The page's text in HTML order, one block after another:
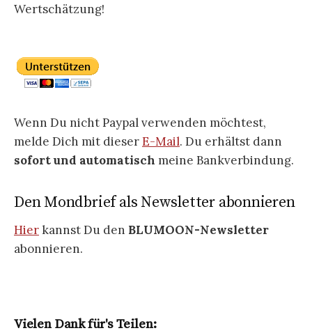
Wertschätzung!
Wenn Du nicht Paypal verwenden möchtest,
melde Dich mit dieserE-Mail. Du erhältst dann
sofort und automatisch meine Bankverbindung.
Den Mondbrief als Newsletter abonnieren
Hierkannst Du den BLUMOON-Newsletter
abonnieren.
Vielen Dank für's Teilen: